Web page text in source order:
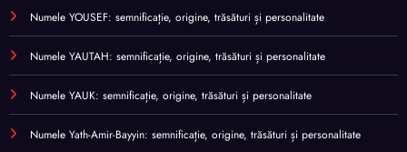
Numele YOUSEF: semnificație, origine, trăsături și personalitate
Numele YAUTAH: semnificație, origine, trăsături și personalitate
Numele YAUK: semnificație, origine, trăsături și personalitate
Numele Yath-Amir-Bayyin: semnificație, origine, trăsături și personalitate